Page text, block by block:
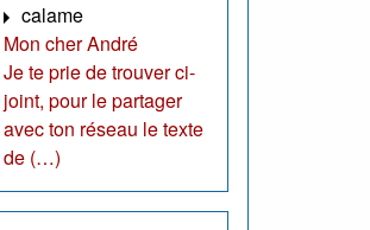
calame
Mon cher André
Je te prie de trouver ci-
joint, pour le partager
avec ton réseau le texte
de (…)